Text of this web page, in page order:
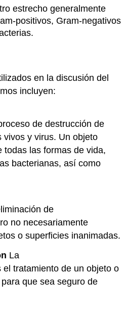
estrecho generalmente
positivos, Gram-negativos
en la discusión del
incluyen:
de destrucción de
vivos y virus. Un objeto
todas las formas de vida,
bacterianas, así como
de
no necesariamente
o superficies inanimadas.
La
tratamiento de un objeto o
que sea seguro de